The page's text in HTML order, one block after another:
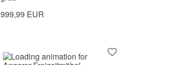
999,99 EUR